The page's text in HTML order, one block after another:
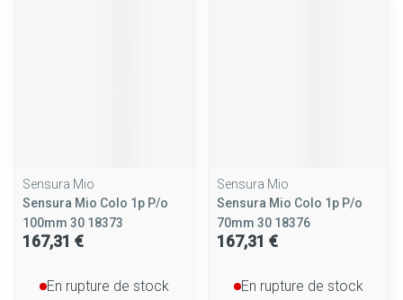
Sensura Mio
Sensura Mio Colo 1p P/o
100mm 30 18373
167,31 €
En rupture de stock
Sensura Mio
Sensura Mio Colo 1p P/o
70mm 30 18376
167,31 €
En rupture de stock